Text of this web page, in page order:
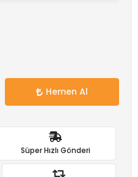
Hemen Al
Süper Hızlı Gönderi